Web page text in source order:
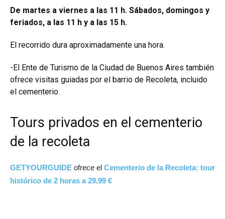
De martes a viernes a las 11 h. Sábados, domingos y
feriados, a las 11 h y a las 15 h.
El recorrido dura aproximadamente una hora.
-El Ente de Turismo de la Ciudad de Buenos Aires también
ofrece visitas guiadas por el barrio de Recoleta, incluido
el cementerio.
Tours privados en el cementerio
de la recoleta
GETYOURGUIDE ofrece el Cementerio de la Recoleta: tour
histórico de 2 horas a 29,99 €